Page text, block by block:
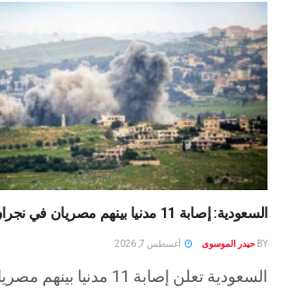
السعودية: إصابة 11 مدنيا بينهم مصريان في نجران جراء هجوم حوثي
BY حيدر الموسوى أغسطس 7, 2026
السعودية تعلن إصابة 11